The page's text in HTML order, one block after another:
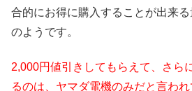
合的にお得に購入することが出来
のようです。
2,000円値引きしてもらえて、さら
るのは、ヤマダ電機のみだと言われ